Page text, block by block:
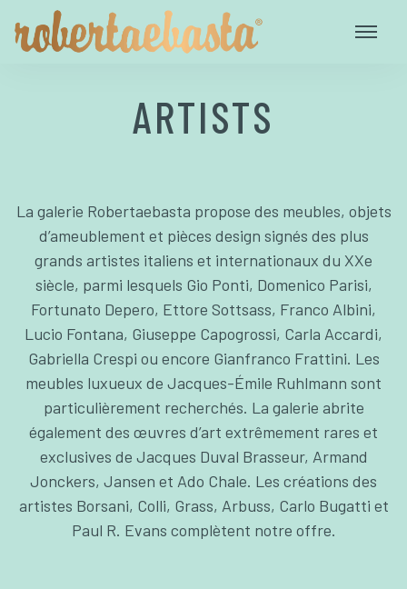
ARTISTS
La galerie Robertaebasta propose des meubles, objets
d’ameublement et pièces design signés des plus
grands artistes italiens et internationaux du XXe
siècle, parmi lesquels Gio Ponti, Domenico Parisi,
Fortunato Depero, Ettore Sottsass, Franco Albini,
Lucio Fontana, Giuseppe Capogrossi, Carla Accardi,
Gabriella Crespi ou encore Gianfranco Frattini. Les
meubles luxueux de Jacques-Émile Ruhlmann sont
particulièrement recherchés. La galerie abrite
également des œuvres d’art extrêmement rares et
exclusives de Jacques Duval Brasseur, Armand
Jonckers, Jansen et Ado Chale. Les créations des
artistes Borsani, Colli, Grass, Arbuss, Carlo Bugatti et
Paul R. Evans complètent notre offre.